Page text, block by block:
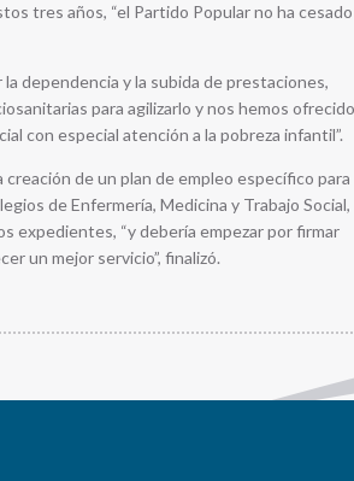
tres años, “el Partido Popular no ha cesado
dependencia y la subida de prestaciones,
para agilizarlo y nos hemos ofrecido
con especial atención a la pobreza infantil”.
de un plan de empleo específico para
de Enfermería, Medicina y Trabajo Social,
expedientes, “y debería empezar por firmar
un mejor servicio”, finalizó.